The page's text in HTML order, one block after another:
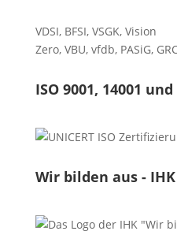
VDSI, BFSI, VSGK, Vision
Zero, VBU, vfdb, PASiG,
ISO 9001, 14001 und
Wir bilden aus - IHK